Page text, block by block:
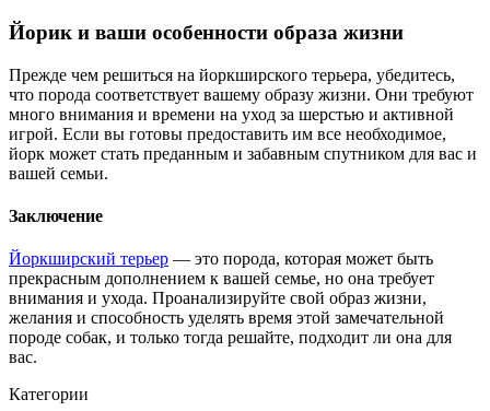
Йорик и ваши особенности образа жизни
Прежде чем решиться на йоркширского терьера, убедитесь,
что порода соответствует вашему образу жизни. Они требуют
много внимания и времени на уход за шерстью и активной
игрой. Если вы готовы предоставить им все необходимое,
йорк может стать преданным и забавным спутником для вас и
вашей семьи.
Заключение
Йоркширский терьер — это порода, которая может быть
прекрасным дополнением к вашей семье, но она требует
внимания и ухода. Проанализируйте свой образ жизни,
желания и способность уделять время этой замечательной
породе собак, и только тогда решайте, подходит ли она для
вас.
Категории